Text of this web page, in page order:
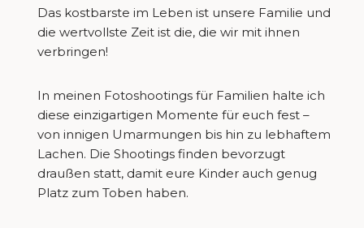
Das kostbarste im Leben ist unsere Familie und
die wertvollste Zeit ist die, die wir mit ihnen
verbringen!
In meinen Fotoshootings für Familien halte ich
diese einzigartigen Momente für euch fest –
von innigen Umarmungen bis hin zu lebhaftem
Lachen. Die Shootings finden bevorzugt
draußen statt, damit eure Kinder auch genug
Platz zum Toben haben.